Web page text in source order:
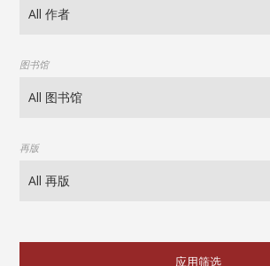
图书馆
再版
应用筛选